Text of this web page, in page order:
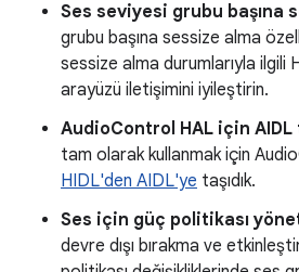
Ses seviyesi grubu başına
grubu başına sessize alma
sessize alma durumlarıyla ilgili
arayüzü iletişimini iyileştirin.
AudioControl HAL için AIDL
tam olarak kullanmak için
HIDL'den AIDL'ye taşıdık.
Ses için güç politikası
devre dışı bırakma ve